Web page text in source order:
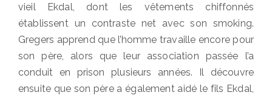
vieil Ekdal, dont les vêtements chiffonnés
établissent un contraste net avec son smoking.
Gregers apprend que l’homme travaille encore pour
son père, alors que leur association passée l’a
conduit en prison plusieurs années. Il découvre
ensuite que son père a également aidé le fils Ekdal,